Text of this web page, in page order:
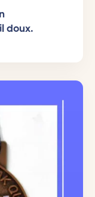
doux.